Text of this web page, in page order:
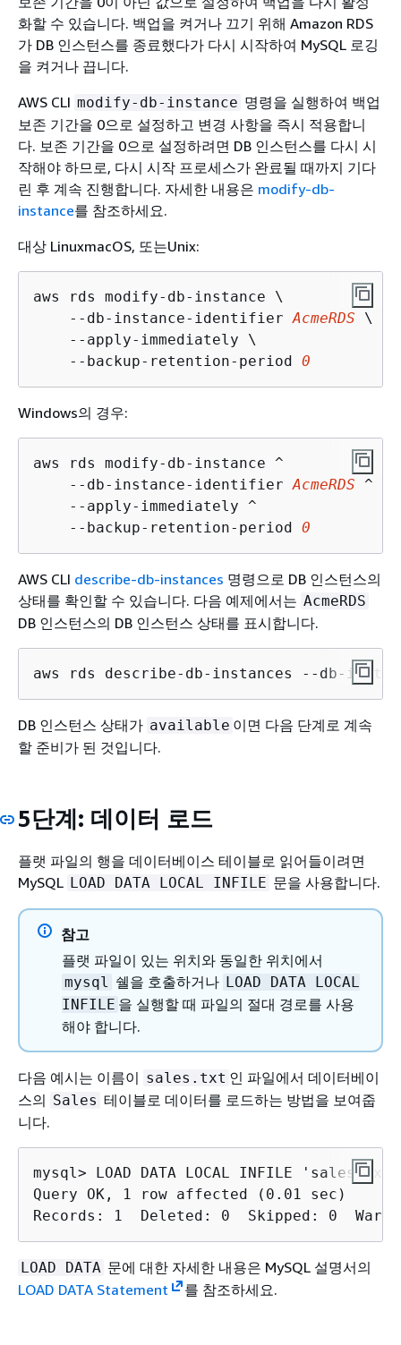
화할 수 있습니다. 백업을 켜거나 끄기 위해 Amazon RDS
가 DB 인스턴스를 종료했다가 다시 시작하여 MySQL 로깅
을 켜거나 끕니다.
AWS CLI modify-db-instance 명령을 실행하여 백업
보존 기간을 0으로 설정하고 변경 사항을 즉시 적용합니
다. 보존 기간을 0으로 설정하려면 DB 인스턴스를 다시 시
작해야 하므로, 다시 시작 프로세스가 완료될 때까지 기다
린 후 계속 진행합니다. 자세한 내용은 modify-db-
instance를 참조하세요.
대상 LinuxmacOS, 또는Unix:
aws rds modify-db-instance \
    --db-instance-identifier
AcmeRDS \
    --apply-immediately \
    --backup-retention-period
0
Windows의 경우:
aws rds modify-db-instance ^
    --db-instance-identifier
AcmeRDS ^
    --apply-immediately ^
    --backup-retention-period
0
AWS CLI describe-db-instances 명령으로 DB 인스턴스의
상태를 확인할 수 있습니다. 다음 예제에서는 AcmeRDS
DB 인스턴스의 DB 인스턴스 상태를 표시합니다.
aws rds describe-db-instances --db-
DB 인스턴스 상태가 available 이면 다음 단계로 계속
할 준비가 된 것입니다.
5단계: 데이터 로드
플랫 파일의 행을 데이터베이스 테이블로 읽어들이려면
MySQL LOAD DATA LOCAL INFILE 문을 사용합니다.
참고
플랫 파일이 있는 위치와 동일한 위치에서
mysql 쉘을 호출하거나 LOAD DATA LOCAL
INFILE 을 실행할 때 파일의 절대 경로를 사용
해야 합니다.
다음 예시는 이름이 sales.txt 인 파일에서 데이터베이
스의 Sales 테이블로 데이터를 로드하는 방법을 보여줍
니다.
mysql> LOAD DATA LOCAL INFILE
Query OK, 1 row affected (0.01 sec)
Records: 1  Deleted: 0  Skipped: 0
LOAD DATA 문에 대한 자세한 내용은 MySQL 설명서의
LOAD DATA Statement
를 참조하세요.